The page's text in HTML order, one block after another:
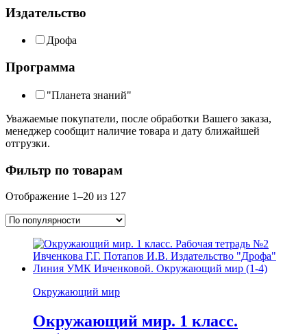
Издательство
Дрофа
Программа
"Планета знаний"
Уважаемые покупатели, после обработки Вашего заказа,
менеджер сообщит наличие товара и дату ближайшей
отгрузки.
Фильтр по товарам
Отображение 1–20 из 127
Окружающий мир
Окружающий мир. 1 класс.